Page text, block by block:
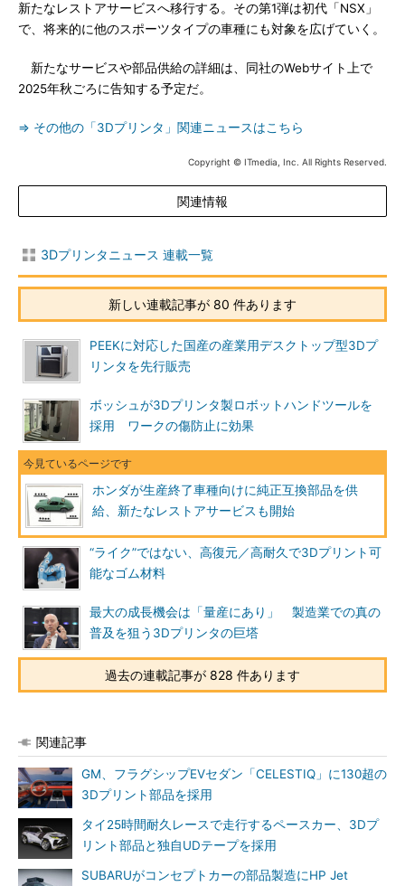
新たなレストアサービスへ移行する。その第1弾は初代「NSX」
で、将来的に他のスポーツタイプの車種にも対象を広げていく。
新たなサービスや部品供給の詳細は、同社のWebサイト上で
2025年秋ごろに告知する予定だ。
⇒ その他の「3Dプリンタ」関連ニュースはこちら
Copyright © ITmedia, Inc. All Rights Reserved.
関連情報
3Dプリンタニュース 連載一覧
新しい連載記事が 80 件あります
PEEKに対応した国産の産業用デスクトップ型3Dプ
リンタを先行販売
ボッシュが3Dプリンタ製ロボットハンドツールを
採用 ワークの傷防止に効果
ホンダが生産終了車種向けに純正互換部品を供
給、新たなレストアサービスも開始
“ライク”ではない、高復元／高耐久で3Dプリント可
能なゴム材料
最大の成長機会は「量産にあり」 製造業での真の
普及を狙う3Dプリンタの巨塔
過去の連載記事が 828 件あります
関連記事
GM、フラグシップEVセダン「CELESTIQ」に130超の
3Dプリント部品を採用
タイ25時間耐久レースで走行するペースカー、3Dプ
リント部品と独自UDテープを採用
SUBARUがコンセプトカーの部品製造にHP Jet